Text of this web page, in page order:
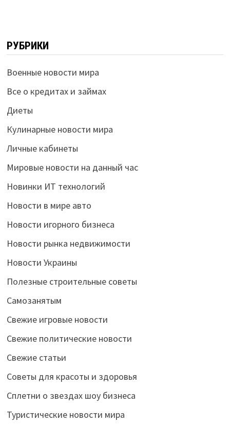
РУБРИКИ
Военные новости мира
Все о кредитах и займах
Диеты
Кулинарные новости мира
Личные кабинеты
Мировые новости на данный час
Новинки ИТ технологий
Новости в мире авто
Новости игорного бизнеса
Новости рынка недвижимости
Новости Украины
Полезные строительные советы
Самозанятым
Свежие игровые новости
Свежие политические новости
Свежие статьи
Советы для красоты и здоровья
Сплетни о звездах шоу бизнеса
Туристические новости мира